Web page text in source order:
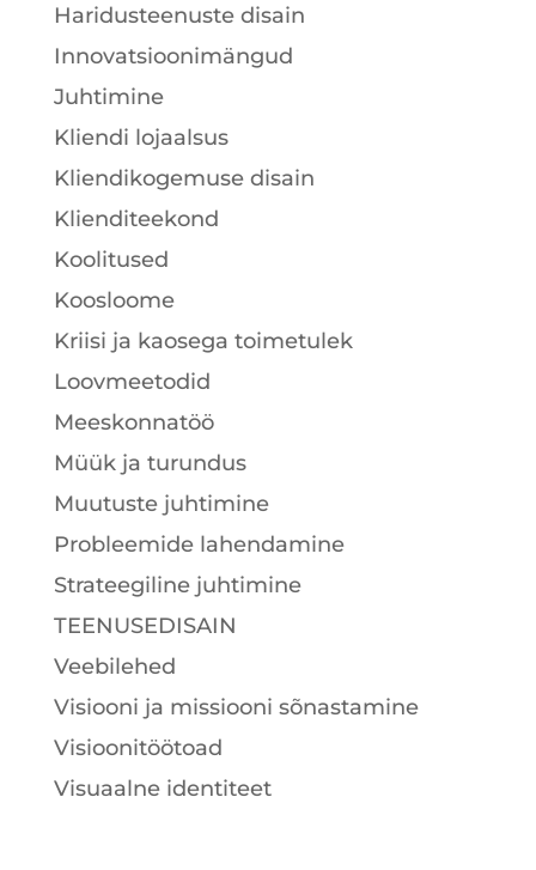
Haridusteenuste disain
Innovatsioonimängud
Juhtimine
Kliendi lojaalsus
Kliendikogemuse disain
Klienditeekond
Koolitused
Koosloome
Kriisi ja kaosega toimetulek
Loovmeetodid
Meeskonnatöö
Müük ja turundus
Muutuste juhtimine
Probleemide lahendamine
Strateegiline juhtimine
TEENUSEDISAIN
Veebilehed
Visiooni ja missiooni sõnastamine
Visioonitöötoad
Visuaalne identiteet